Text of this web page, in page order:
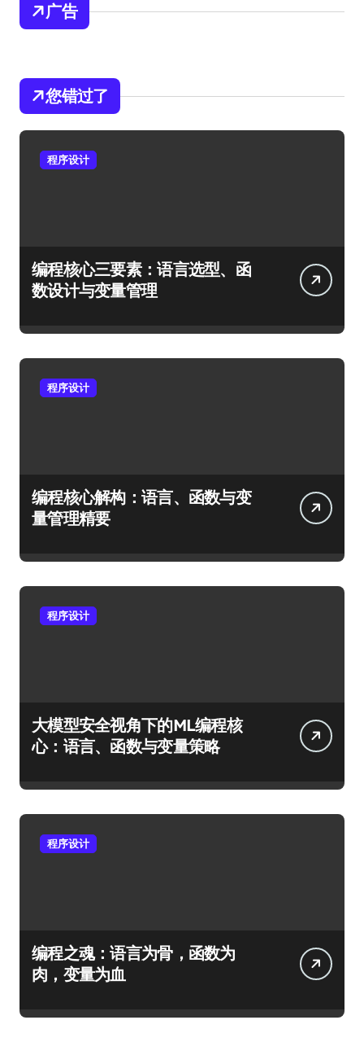
广告
您错过了
程序设计
编程核心三要素：语言选型、函
数设计与变量管理
程序设计
编程核心解构：语言、函数与变
量管理精要
程序设计
大模型安全视角下的ML编程核
心：语言、函数与变量策略
程序设计
编程之魂：语言为骨，函数为
肉，变量为血